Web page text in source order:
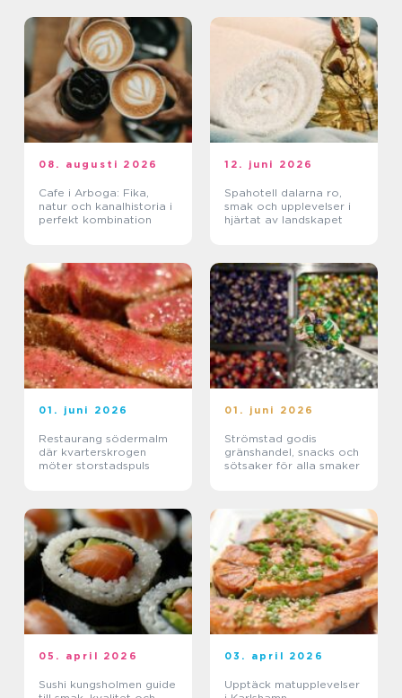
08. augusti 2026
Cafe i Arboga: Fika,
natur och kanalhistoria i
perfekt kombination
12. juni 2026
Spahotell dalarna ro,
smak och upplevelser i
hjärtat av landskapet
01. juni 2026
Restaurang södermalm
där kvarterskrogen
möter storstadspuls
01. juni 2026
Strömstad godis
gränshandel, snacks och
sötsaker för alla smaker
05. april 2026
Sushi kungsholmen guide
03. april 2026
Upptäck matupplevelser